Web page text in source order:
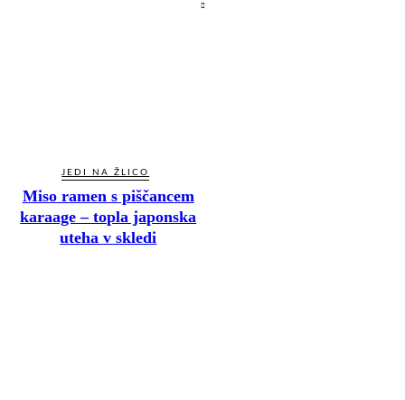
JEDI NA ŽLICO
Miso ramen s piščancem
karaage – topla japonska
uteha v skledi